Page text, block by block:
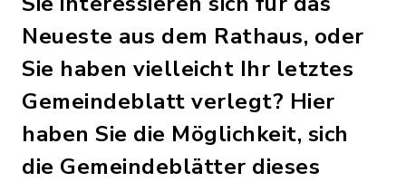
Neueste aus dem Rathaus, oder
Sie haben vielleicht Ihr letztes
Gemeindeblatt verlegt? Hier
haben Sie die Möglichkeit, sich
die Gemeindeblätter dieses